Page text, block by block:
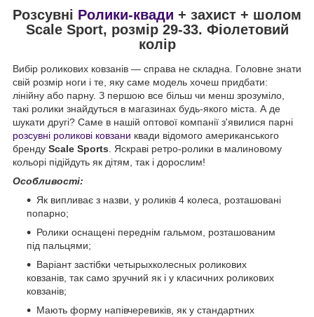
Розсувні Ролики-квади + захист + шолом
Scale Sport, розмір 29-33. Фіолетовий
колір
Вибір роликових ковзанів — справа не складна. Головне знати
свій розмір ноги і те, яку саме модель хочеш придбати:
лінійну або парну. З першою все більш чи менш зрозуміло,
такі ролики знайдуться в магазинах будь-якого міста. А де
шукати другі? Саме в нашій оптової компанії з'явилися парні
розсувні роликові ковзани квади відомого американського
бренду Scale Sports. Яскраві ретро-ролики в малиновому
кольорі підійдуть як дітям, так і дорослим!
Особливості:
Як випливає з назви, у роликів 4 колеса, розташовані
попарно;
Ролики оснащені переднім гальмом, розташованим
під пальцями;
Варіант застібки четырыхколесных роликових
ковзанів, так само зручний як і у класичних роликових
ковзанів;
Мають форму напівчеревиків, як у стандартних